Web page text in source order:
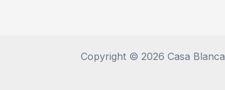
Copyright © 2026 Casa Blanca